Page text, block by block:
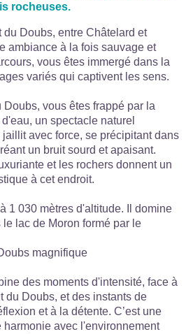
rocheuses.
du Doubs, entre Châtelard et
ambiance à la fois sauvage et
vous êtes immergé dans la
variés qui captivent les sens.
Doubs, vous êtes frappé par la
un spectacle naturel
avec force, se précipitant dans
un bruit sourd et apaisant.
et les rochers donnent un
à cet endroit.
1 030 mètres d'altitude. Il domine
lac de Moron formé par le
magnifique
des moments d'intensité, face à
du Doubs, et des instants de
et à la détente. C’est une
harmonie avec l'environnement